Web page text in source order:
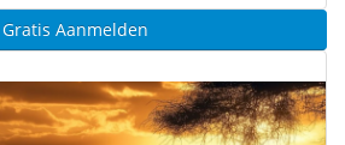
Gratis Aanmelden